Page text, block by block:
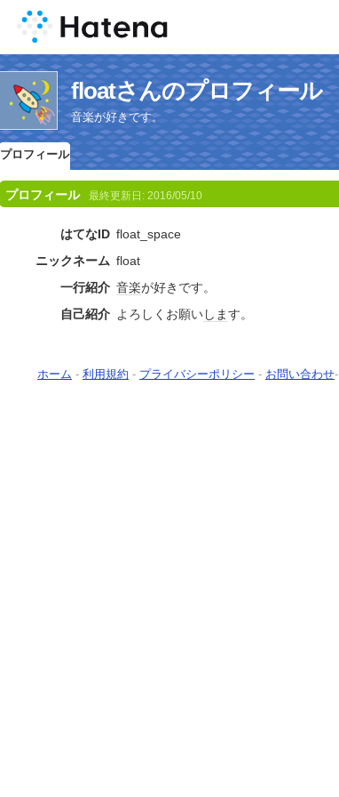
floatさんのプロフィール
音楽が好きです。
プロフィール
プロフィール 最終更新日: 2016/05/10
はてなID float_space
ニックネーム float
一行紹介 音楽が好きです。
自己紹介 よろしくお願いします。
ホーム - 利用規約 - プライバシーポリシー - お問い合わせ-